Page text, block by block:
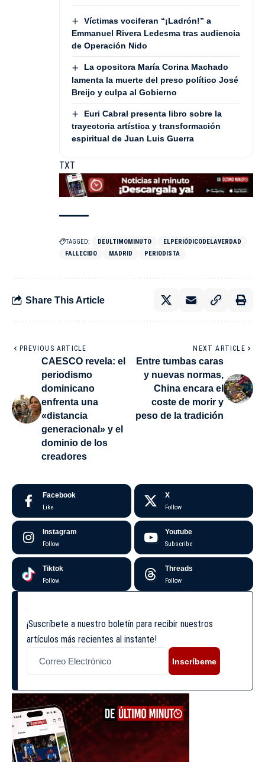
Víctimas vociferan “¡Ladrón!” a
Emmanuel Rivera Ledesma tras audiencia
de Operación Nido
La opositora María Corina Machado
lamenta la muerte del preso político José
Breijo y culpa al Gobierno
Euri Cabral presenta libro sobre la
trayectoria artística y transformación
espiritual de Juan Luis Guerra
TXT
TAGGED: DEULTIMOMINUTO
ELPERIÓDICODELAVERDAD
FALLECIDO
MADRID PERIODISTA
Share This Article
PREVIOUS ARTICLE
CAESCO revela: el
periodismo
dominicano
enfrenta una
«distancia
generacional» y el
dominio de los
creadores
NEXT ARTICLE
Entre tumbas caras
y nuevas normas,
China encara el
coste de morir y
peso de la tradición
Facebook
Like
X
Follow
Instagram
Follow
Youtube
Subscribe
Tiktok
Follow
Threads
Follow
¡Suscríbete a nuestro boletín para recibir nuestros
artículos más recientes al instante!
Inscríbeme